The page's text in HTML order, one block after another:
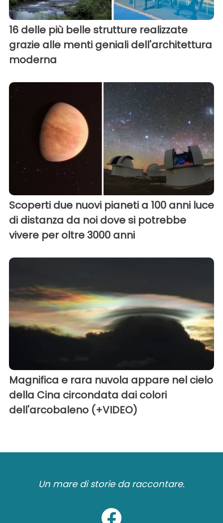
16 delle più belle strutture realizzate
grazie alle menti geniali dell'architettura
moderna
Scoperti due nuovi pianeti a 100 anni luce
di distanza da noi dove si potrebbe
vivere per oltre 3000 anni
Magnifica e rara nuvola appare nel cielo
della Cina circondata dai colori
dell'arcobaleno (+VIDEO)
Un mare di storie da raccontare.